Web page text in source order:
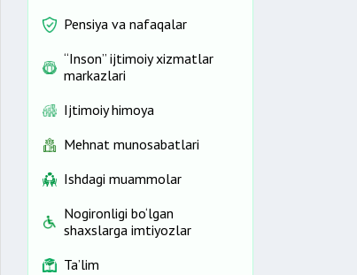
Pensiya va nafaqalar
“Inson” ijtimoiy xizmatlar
markazlari
Ijtimoiy himoya
Mehnat munosabatlari
Ishdagi muammolar
Nogironligi bo‘lgan
shaxslarga imtiyozlar
Ta’lim